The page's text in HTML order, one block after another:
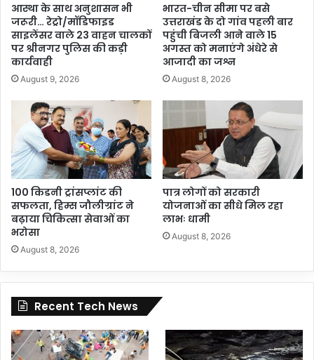
आस्था के साथ अनुशासन भी
जरूरी… रेट्रो/मॉडिफाइड
साइलेंसर वाले 23 वाहन चालकों
पर श्रीनगर पुलिस की कड़ी
कार्यवाही
August 9, 2026
भारत-चीन सीमा पर बसे
उत्तराखंड के दो गांव पहली बार
पहुंची बिजली आने वाले 15
अगस्त को मनाएंगे अंधेरे से
आजादी का जश्न
August 8, 2026
100 किडनी ट्रांसप्लांट की
सफलता, हिम्स जौलीग्रांट ने
बढ़ाया चिकित्सा सेवाओं का
भरोसा
August 8, 2026
पात्र लोगों को सरकारी
योजनाओं का सीधे मिल रहा
लाभः धामी
August 8, 2026
Recent Tech News